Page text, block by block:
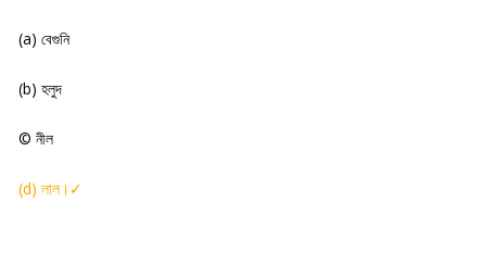
(a) বেগুনি
(b) হলুদ
© নীল
(d) লাল । ✓